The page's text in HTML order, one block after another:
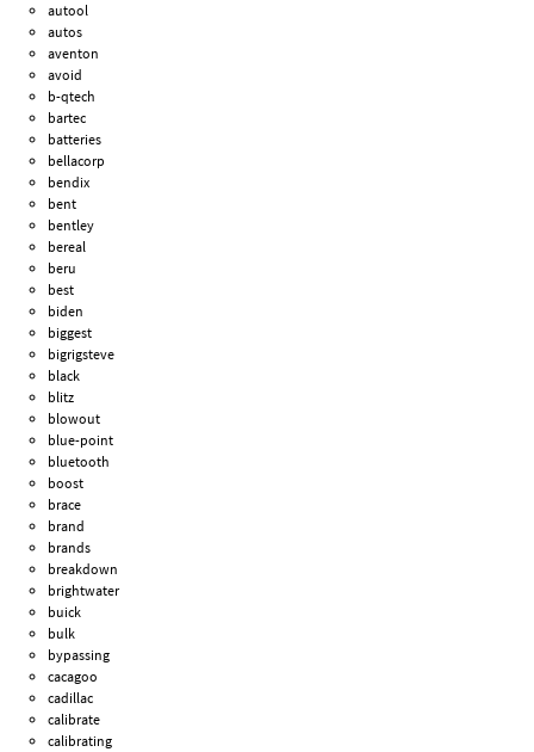
autool
autos
aventon
avoid
b-qtech
bartec
batteries
bellacorp
bendix
bent
bentley
bereal
beru
best
biden
biggest
bigrigsteve
black
blitz
blowout
blue-point
bluetooth
boost
brace
brand
brands
breakdown
brightwater
buick
bulk
bypassing
cacagoo
cadillac
calibrate
calibrating